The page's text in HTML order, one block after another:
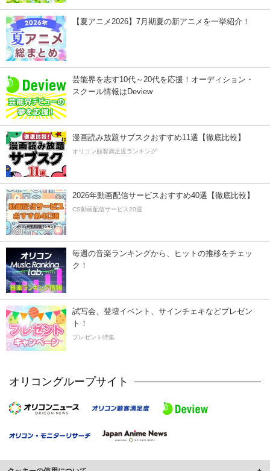
【夏アニメ2026】7月期夏の新アニメを一挙紹介！
芸能界を志す10代～20代を応援！オーディション・
スクール情報はDeview
漫画読み放題サブスクおすすめ11選【徹底比較】
オリコン顧客満足度ランキング
2026年動画配信サービスおすすめ40選【徹底比較】
CS動画配信サービス20選
毎週の音楽ランキングから、ヒットの推移をチェッ
ク！
試写会、登壇イベント、サインチェキなどプレゼン
ト！
プレゼント特集
オリコングループサイト